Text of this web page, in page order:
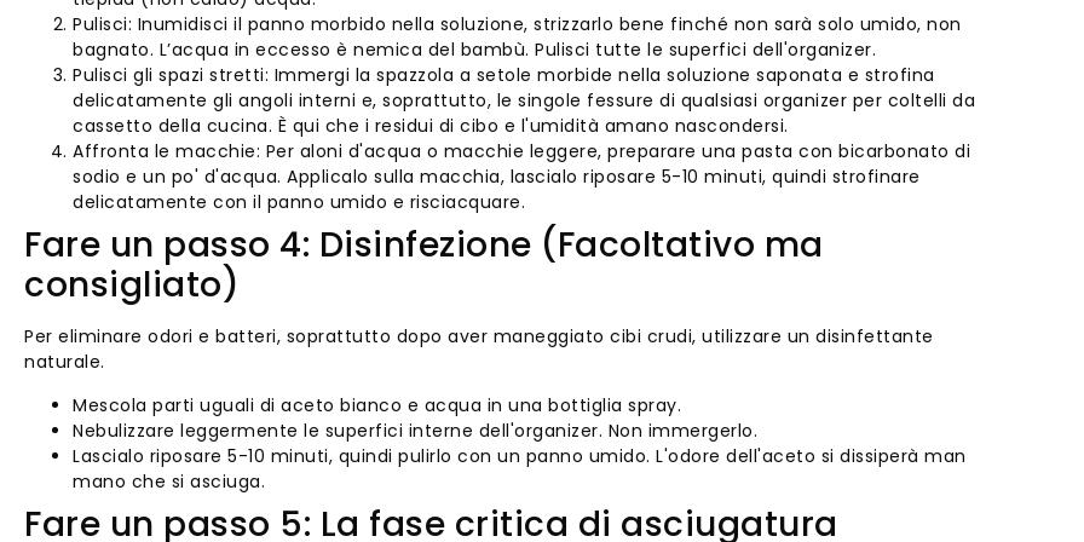
Pulisci: Inumidisci il panno morbido nella soluzione, strizzarlo bene finché non sarà solo umido, non
bagnato. L’acqua in eccesso è nemica del bambù. Pulisci tutte le superfici dell'organizer.
Pulisci gli spazi stretti: Immergi la spazzola a setole morbide nella soluzione saponata e strofina
delicatamente gli angoli interni e, soprattutto, le singole fessure di qualsiasi organizer per coltelli da
cassetto della cucina. È qui che i residui di cibo e l'umidità amano nascondersi.
Affronta le macchie: Per aloni d'acqua o macchie leggere, preparare una pasta con bicarbonato di
sodio e un po' d'acqua. Applicalo sulla macchia, lascialo riposare 5-10 minuti, quindi strofinare
delicatamente con il panno umido e risciacquare.
Fare un passo 4: Disinfezione (Facoltativo ma
consigliato)
Per eliminare odori e batteri, soprattutto dopo aver maneggiato cibi crudi, utilizzare un disinfettante
naturale.
Mescola parti uguali di aceto bianco e acqua in una bottiglia spray.
Nebulizzare leggermente le superfici interne dell'organizer. Non immergerlo.
Lascialo riposare 5-10 minuti, quindi pulirlo con un panno umido. L'odore dell'aceto si dissiperà man
mano che si asciuga.
Fare un passo 5: La fase critica di asciugatura